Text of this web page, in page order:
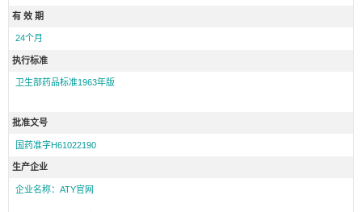
有 效 期
24个月
执行标准
卫生部药品标准1963年版
批准文号
国药准字H61022190
生产企业
企业名称：ATY官网